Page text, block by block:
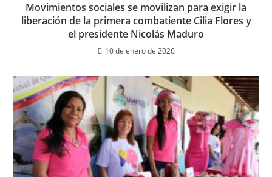
Movimientos sociales se movilizan para exigir la
liberación de la primera combatiente Cilia Flores y
el presidente Nicolás Maduro
10 de enero de 2026